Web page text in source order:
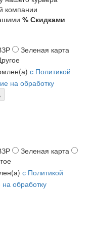
компании
% Скидками
Зеленая карта
с Политикой
на обработку
Зеленая карта
с Политикой
обработку